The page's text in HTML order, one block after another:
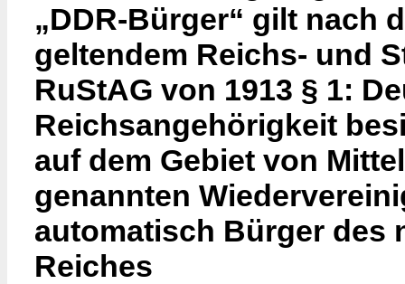
„DDR-Bürger“ gilt nach
geltendem Reichs- und
RuStAG von 1913 § 1:
Reichsangehörigkeit
auf dem Gebiet von
genannten
automatisch Bürger des
Reiches